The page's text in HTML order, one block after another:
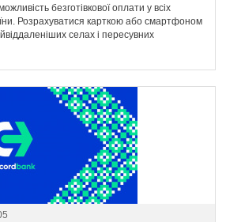
безготівкової оплати у всіх
Розрахуватися карткою або смартфоном
селах і пересувних